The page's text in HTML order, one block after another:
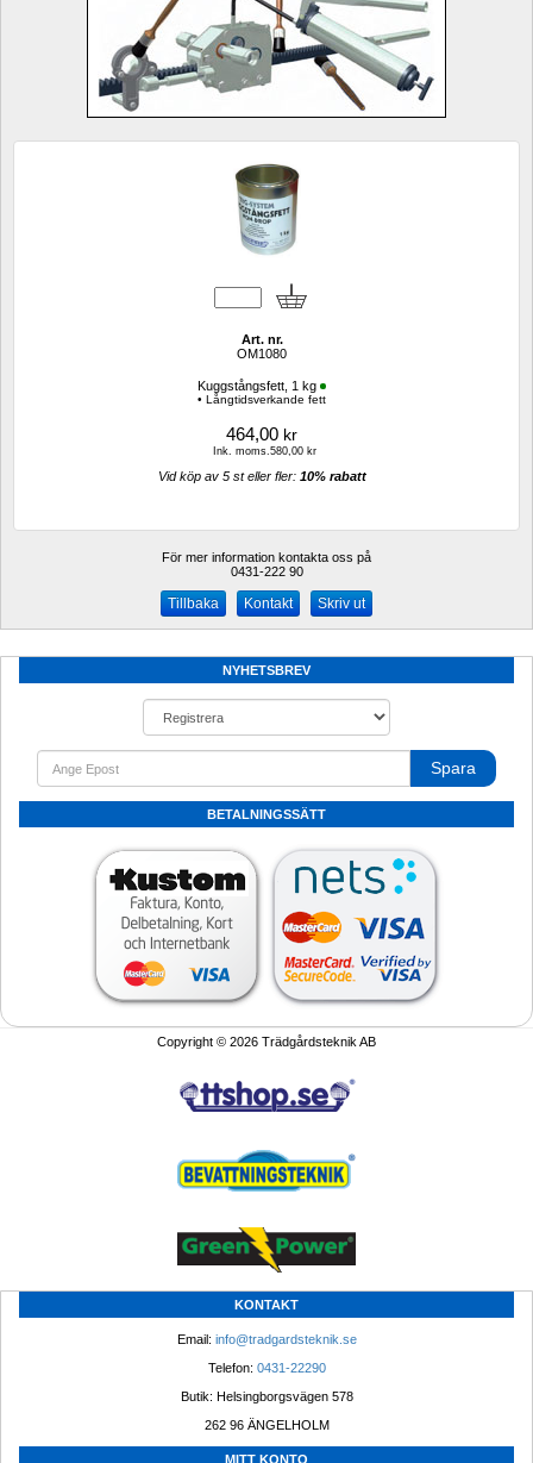
Art. nr.
OM1080
Kuggstångsfett, 1 kg
• Långtidsverkande fett
464,00 kr
Ink. moms.580,00 kr
Vid köp av 5 st eller fler: 10% rabatt
För mer information kontakta oss på
0431-222 90
Kontakt Skriv ut
NYHETSBREV
Spara
BETALNINGSSÄTT
Copyright © 2026 Trädgårdsteknik AB
KONTAKT
Email: info@tradgardsteknik.se
Telefon: 0431-22290
Butik: Helsingborgsvägen 578
262 96 ÄNGELHOLM
MITT KONTO